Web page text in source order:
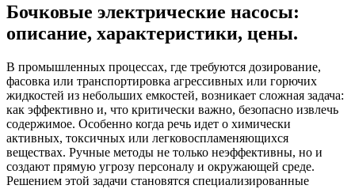
Бочковые электрические насосы:
описание, характеристики, цены.
В промышленных процессах, где требуются дозирование,
фасовка или транспортировка агрессивных или горючих
жидкостей из небольших емкостей, возникает сложная задача:
как эффективно и, что критически важно, безопасно извлечь
содержимое. Особенно когда речь идет о химически
активных, токсичных или легковоспламеняющихся
веществах. Ручные методы не только неэффективны, но и
создают прямую угрозу персоналу и окружающей среде.
Решением этой задачи становятся специализированные